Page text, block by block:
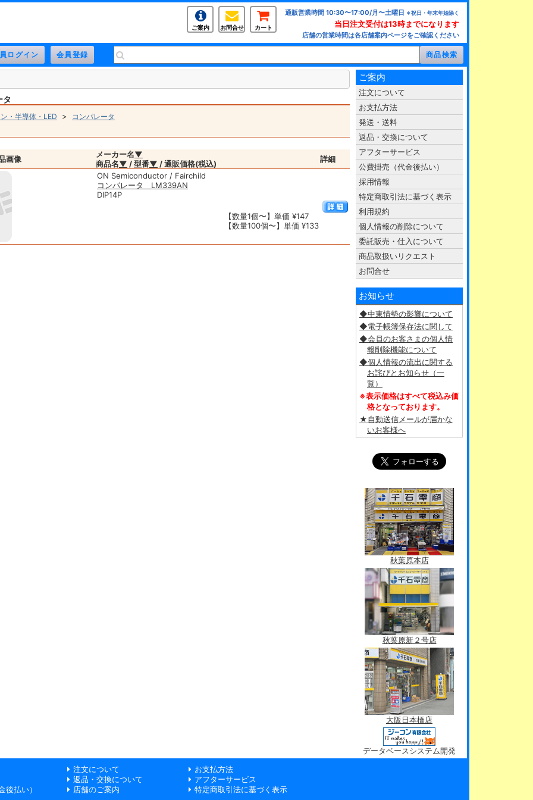
ご案内 お問合せ カート
通販営業時間 10:30〜17:00/月〜土曜日 ※祝日・年末年始除く
当日注文受付は13時までになります
店舗の営業時間は各店舗案内ページをご確認ください
タ
・半導体・LED > コンパレータ
画像 メーカー名▼
商品名▼ / 型番▼ / 通販価格(税込)
詳細
ON Semiconductor / Fairchild
コンパレータ LM339AN
DIP14P
【数量1個〜】単価 ¥147
【数量100個〜】単価 ¥133
ご案内
注文について
お支払方法
発送・送料
返品・交換について
アフターサービス
公費掛売（代金後払い）
採用情報
特定商取引法に基づく表示
利用規約
個人情報の削除について
委託販売・仕入について
商品取扱いリクエスト
お問合せ
お知らせ
◆中東情勢の影響について
◆電子帳簿保存法に関して
◆会員のお客さまの個人情
報削除機能について
◆個人情報の流出に関する
お詫びとお知らせ（一
覧）
※表示価格はすべて税込み価
格となっております。
★自動送信メールが届かな
いお客様へ
秋葉原本店
秋葉原新２号店
大阪日本橋店
データベースシステム開発
注文について
お支払方法
返品・交換について
アフターサービス
後払い）
店舗のご案内
特定商取引法に基づく表示